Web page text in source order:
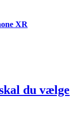
XR
du vælge